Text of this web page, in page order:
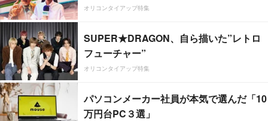
オリコンタイアップ特集
SUPER★DRAGON、自ら描いた”レトロ
フューチャー”
オリコンタイアップ特集
パソコンメーカー社員が本気で選んだ「10
万円台PC３選」